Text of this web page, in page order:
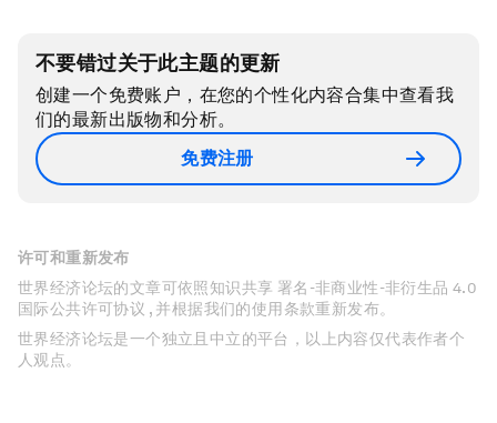
不要错过关于此主题的更新
创建一个免费账户，在您的个性化内容合集中查看我
们的最新出版物和分析。
免费注册
许可和重新发布
世界经济论坛的文章可依照知识共享 署名-非商业性-非衍生品 4.0
国际公共许可协议 , 并根据我们的使用条款重新发布。
世界经济论坛是一个独立且中立的平台，以上内容仅代表作者个
人观点。